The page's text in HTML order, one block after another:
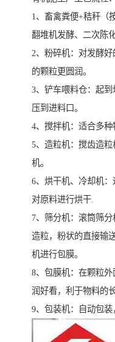
1、畜禽粪便+秸秆（
翻堆机发酵、二次陈
2、粉碎机：对发酵
的颗粒更圆润。
3、铲车喂料仓：起
压到进料口。
4、搅拌机：适合多种
5、造粒机：搅齿造
机。
6、烘干机、冷却机：
对原料进行烘干.
7、筛分机：滚筒筛
造粒，粉状的直接输
机进行包膜。
8、包膜机：在颗粒
润好看，利于物料的
9、包装机：自动包装